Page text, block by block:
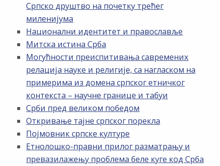
Српско друштво на почетку трећег
миленијума
Национални идентитет и православље
Митска истина Срба
Могућности преиспитивања савремених
релација науке и религије, са нагласком на
примерима из домена српског етничког
контекста – научне границе и табуи
Срби пред великом победом
Откривање тајне српског порекла
Појмовник српске културе
Етнолошко-правни прилог разматрању и
превазилажењу проблема беле куге код Срба